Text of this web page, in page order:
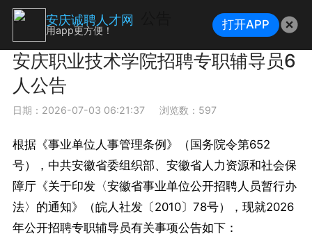
安庆职业技术学院招聘专职辅导员6
人公告
日期：2026-07-03 06:21:37浏览数：597
根据《事业单位人事管理条例》（国务院令第652
号），中共安徽省委组织部、安徽省人力资源和社会保
障厅《关于印发〈安徽省事业单位公开招聘人员暂行办
法〉的通知》（皖人社发〔2010〕78号），现就2026
年公开招聘专职辅导员有关事项公告如下：
安庆诚聘人才网
用app更方便！ 打开APP